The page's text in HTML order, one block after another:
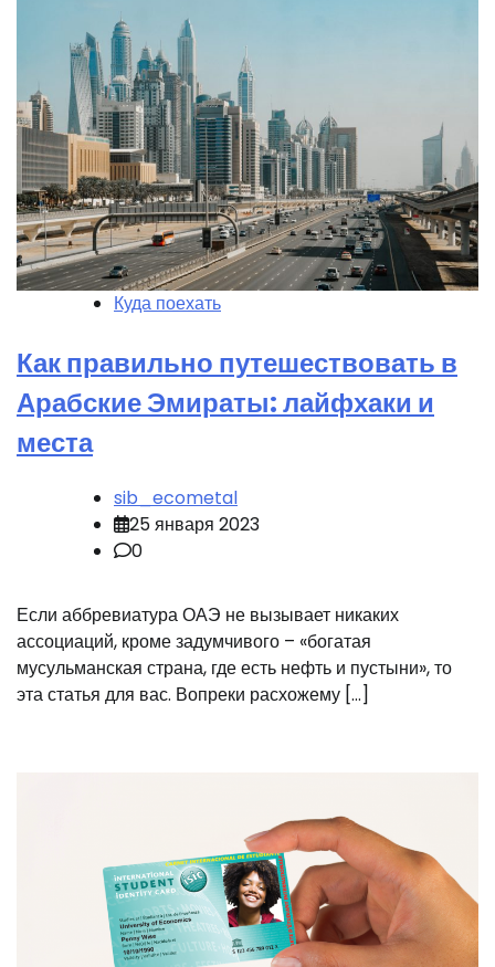
Куда поехать
Как правильно путешествовать в
Арабские Эмираты: лайфхаки и
места
sib_ecometal
25 января 2023
0
Если аббревиатура ОАЭ не вызывает никаких
ассоциаций, кроме задумчивого – «богатая
мусульманская страна, где есть нефть и пустыни», то
эта статья для вас. Вопреки расхожему […]